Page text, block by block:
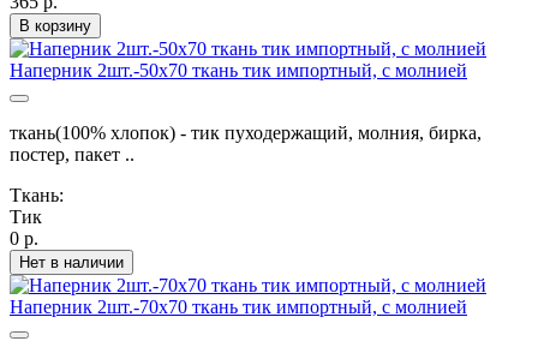
В корзину
Наперник 2шт.-50х70 ткань тик импортный, с молнией
ткань(100% хлопок) - тик пуходержащий, молния, бирка,
постер, пакет ..
Ткань:
Тик
0 р.
Нет в наличии
Наперник 2шт.-70х70 ткань тик импортный, с молнией